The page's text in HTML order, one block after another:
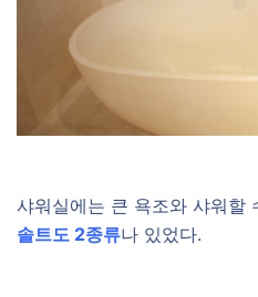
샤워실에는 큰 욕조와 샤워할
솔트도 2종류나 있었다.